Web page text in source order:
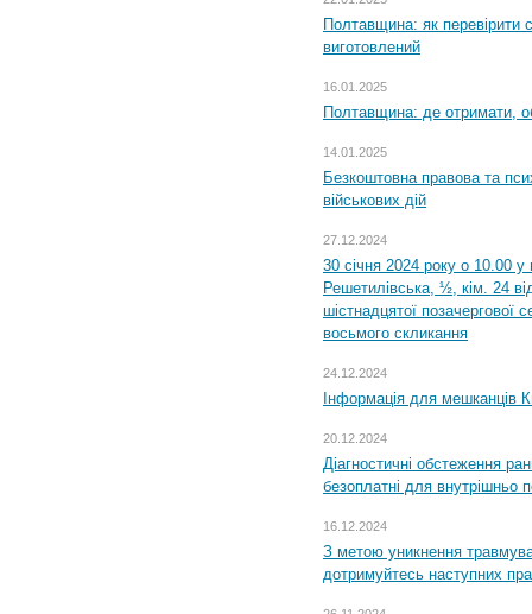
Полтавщина: як перевірити
виготовлений
16.01.2025
Полтавщина: де отримати,
14.01.2025
Безкоштовна правова та
військових дій
27.12.2024
30 січня 2024 року о 10.00 у
Решетилівська, ½, кім. 24
шістнадцятої позачергової
восьмого скликання
24.12.2024
Інформація для мешканців
20.12.2024
Діагностичні обстеження
безоплатні для внутрішньо
16.12.2024
З метою уникнення
дотримуйтесь наступних